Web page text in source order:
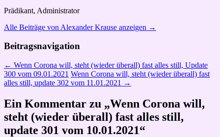
Prädikant, Administrator
Alle Beiträge von Alexander Krause anzeigen →
Beitragsnavigation
← Wenn Corona will, steht (wieder überall) fast alles still, Update
300 vom 09.01.2021 Wenn Corona will, steht (wieder überall) fast
alles still, update 302 vom 11.01.2021 →
Ein Kommentar zu „Wenn Corona will,
steht (wieder überall) fast alles still,
update 301 vom 10.01.2021“